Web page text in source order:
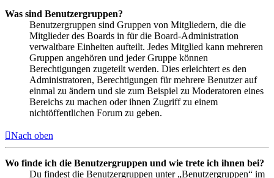
Was sind Benutzergruppen?
Benutzergruppen sind Gruppen von Mitgliedern, die die
Mitglieder des Boards in für die Board-Administration
verwaltbare Einheiten aufteilt. Jedes Mitglied kann mehreren
Gruppen angehören und jeder Gruppe können
Berechtigungen zugeteilt werden. Dies erleichtert es den
Administratoren, Berechtigungen für mehrere Benutzer auf
einmal zu ändern und sie zum Beispiel zu Moderatoren eines
Bereichs zu machen oder ihnen Zugriff zu einem
nichtöffentlichen Forum zu geben.
Nach oben
Wo finde ich die Benutzergruppen und wie trete ich ihnen bei?
Du findest die Benutzergruppen unter „Benutzergruppen“ im